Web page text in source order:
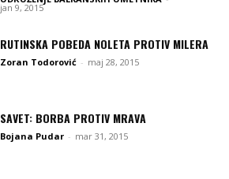
jan 9, 2015
RUTINSKA POBEDA NOLETA PROTIV MILERA
Zoran Todorović - maj 28, 2015
SAVET: BORBA PROTIV MRAVA
Bojana Pudar - mar 31, 2015